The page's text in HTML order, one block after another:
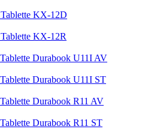
KX-12D
KX-12R
Durabook U11I AV
Durabook U11I ST
Durabook R11 AV
Durabook R11 ST